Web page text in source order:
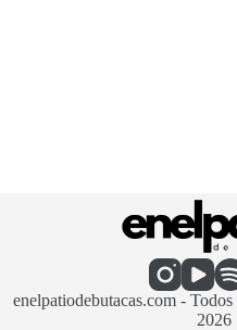
enelpatiodebutacas.com -
2026